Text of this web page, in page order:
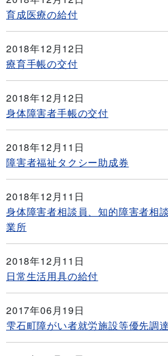
育成医療の給付
2018年12月12日
療育手帳の交付
2018年12月12日
身体障害者手帳の交付
2018年12月11日
障害者福祉タクシー助成券
2018年12月11日
身体障害者相談員、知的障害者相
業所
2018年12月11日
日常生活用具の給付
2017年06月19日
雫石町障がい者就労施設等優先調